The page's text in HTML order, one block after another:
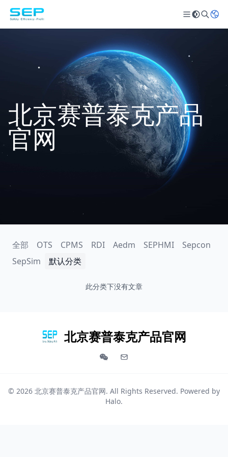
北京赛普泰克产品
官网
全部 OTS CPMS RDI Aedm SEPHMI
Sepcon
SepSim
默认分类
此分类下没有文章
北京赛普泰克产品官网
© 2026 北京赛普泰克产品官网. All Rights Reserved. Powered by
Halo.